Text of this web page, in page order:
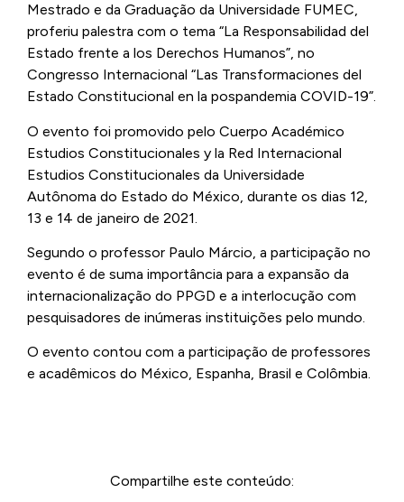
Mestrado e da Graduação da Universidade FUMEC,
proferiu palestra com o tema “La Responsabilidad del
Estado frente a los Derechos Humanos”, no
Congresso Internacional “Las Transformaciones del
Estado Constitucional en la pospandemia COVID-19”.
O evento foi promovido pelo Cuerpo Académico
Estudios Constitucionales y la Red Internacional
Estudios Constitucionales da Universidade
Autônoma do Estado do México, durante os dias 12,
13 e 14 de janeiro de 2021.
Segundo o professor Paulo Márcio, a participação no
evento é de suma importância para a expansão da
internacionalização do PPGD e a interlocução com
pesquisadores de inúmeras instituições pelo mundo.
O evento contou com a participação de professores
e acadêmicos do México, Espanha, Brasil e Colômbia.
Compartilhe este conteúdo: